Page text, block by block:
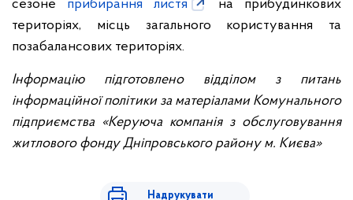
сезоне прибирання листя
на прибудинкових
територіях, місць загального користування та
позабалансових територіях.
Інформацію підготовлено відділом з питань
інформаційної політики за матеріалами Комунального
підприємства «Керуюча компанія з обслуговування
житлового фонду Дніпровського району м. Києва»
Надрукувати